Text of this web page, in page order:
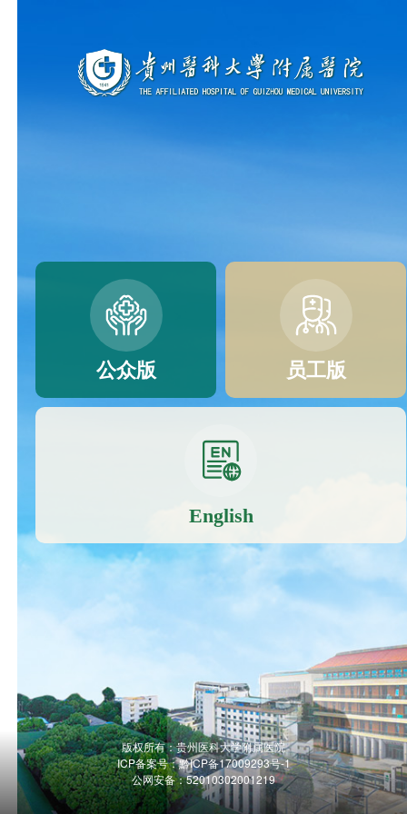
公众版 员工版
English
版权所有：贵州医科大学附属医院
ICP备案号：黔ICP备17009293号-1
公网安备：52010302001219